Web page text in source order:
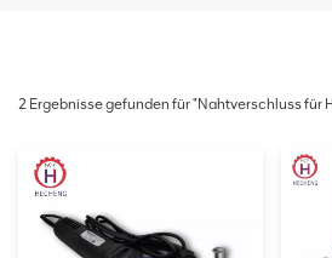
2 Ergebnisse gefunden für "Nahtverschluss für